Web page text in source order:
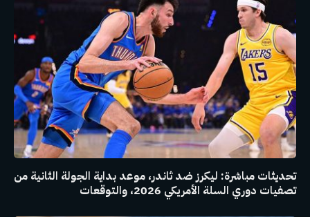
تحديثات مباشرة: ليكرز ضد ثاندر، موعد بداية الجولة الثانية من
تصفيات دوري السلة الأمريكي 2026، والتوقعات